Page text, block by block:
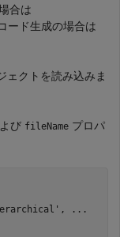
合は
ード生成の場合は
ェクトを読み込みま
び fileName プロパ
,
...